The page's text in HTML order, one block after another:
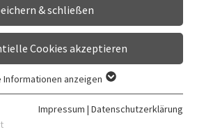
& schließen
Cookies akzeptieren
für grundlegende Funktionen der
ist gewährleistet, dass die
Informationen anzeigen
Impressum | Datenschutzerklärung